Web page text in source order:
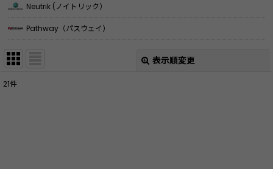
Neutrik (ノイトリック）
Pathway（パスウェイ）
表示順変更
21件